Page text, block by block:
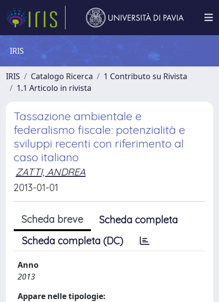
IRIS
IRIS Catalogo Ricerca
1 Contributo su Rivista
1.1 Articolo in rivista
Tassazione ambientale e
federalismo fiscale: potenzialità e
sviluppi recenti con riferimento al
caso italiano
ZATTI, ANDREA
2013-01-01
Scheda breve
Scheda completa
Scheda completa (DC)
Anno
2013
Appare nelle tipologie: